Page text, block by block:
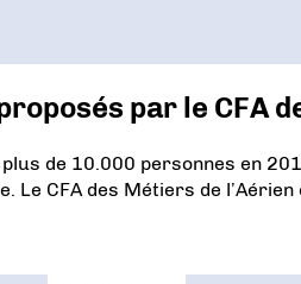
par le CFA
de 10.000 personnes en
CFA des Métiers de l’Aérien